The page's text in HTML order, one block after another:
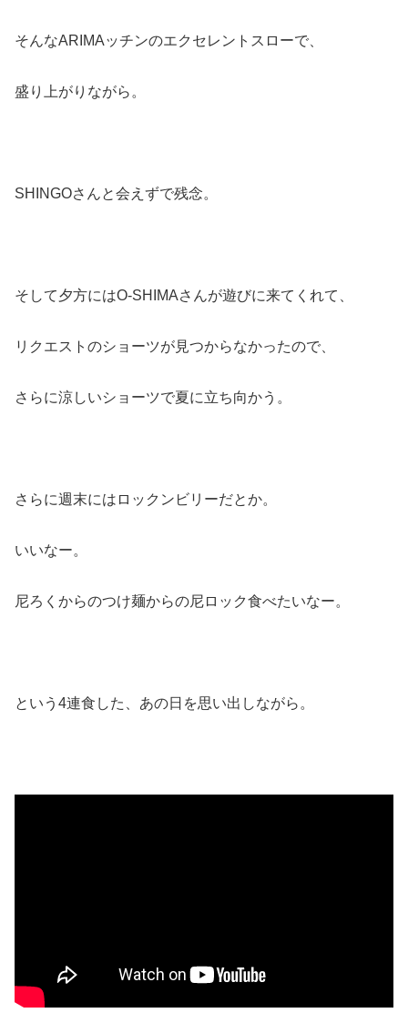
そんなARIMAッチンのエクセレントスローで、
盛り上がりながら。
SHINGOさんと会えずで残念。
そして夕方にはO-SHIMAさんが遊びに来てくれて、
リクエストのショーツが見つからなかったので、
さらに涼しいショーツで夏に立ち向かう。
さらに週末にはロックンビリーだとか。
いいなー。
尼ろくからのつけ麺からの尼ロック食べたいなー。
という4連食した、あの日を思い出しながら。